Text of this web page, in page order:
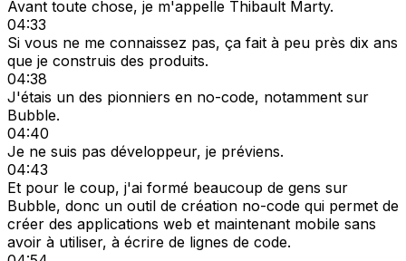
Avant toute chose, je m'appelle Thibault Marty.
04:33
Si vous ne me connaissez pas, ça fait à peu près dix ans
que je construis des produits.
04:38
J'étais un des pionniers en no-code, notamment sur
Bubble.
04:40
Je ne suis pas développeur, je préviens.
04:43
Et pour le coup, j'ai formé beaucoup de gens sur
Bubble, donc un outil de création no-code qui permet de
créer des applications web et maintenant mobile sans
avoir à utiliser, à écrire de lignes de code.